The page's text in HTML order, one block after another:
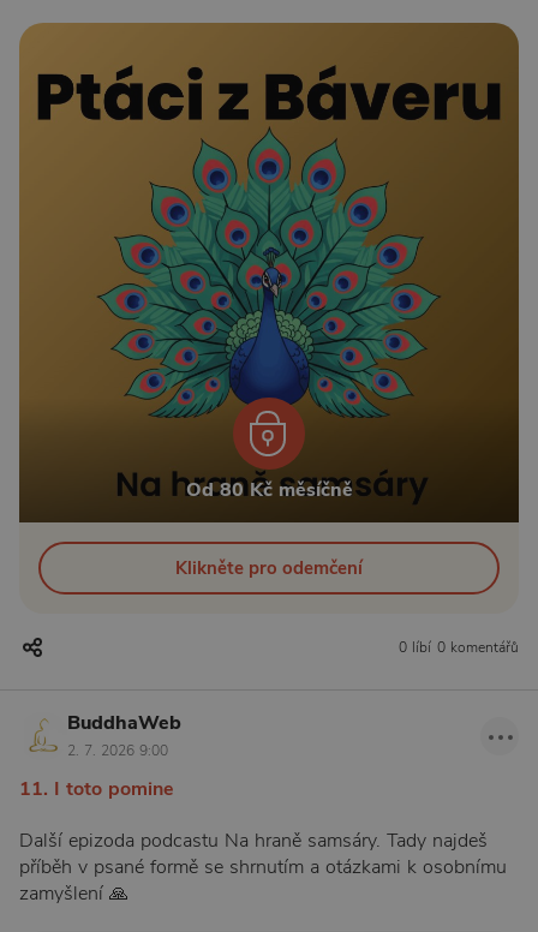
Od 80 Kč měsíčně
Klikněte pro odemčení
0 líbí 0 komentářů
BuddhaWeb
2. 7. 2026 9:00
11. I toto pomine
Další epizoda podcastu Na hraně samsáry. Tady najdeš
příběh v psané formě se shrnutím a otázkami k osobnímu
zamyšlení 🙏